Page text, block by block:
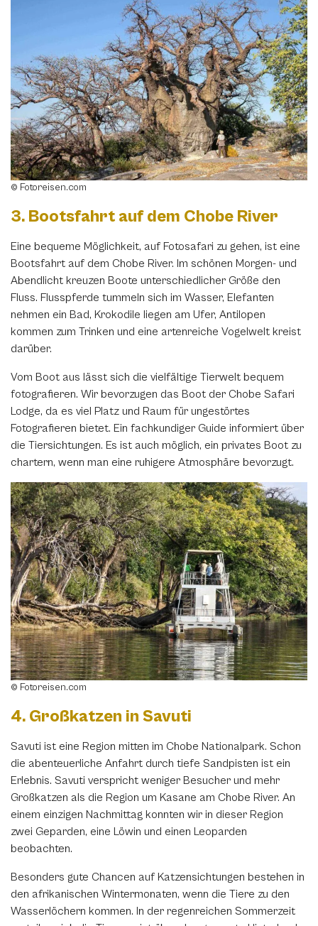
© Fotoreisen.com
3. Bootsfahrt auf dem Chobe River
Eine bequeme Möglichkeit, auf Fotosafari zu gehen, ist eine
Bootsfahrt auf dem Chobe River. Im schönen Morgen- und
Abendlicht kreuzen Boote unterschiedlicher Größe den
Fluss. Flusspferde tummeln sich im Wasser, Elefanten
nehmen ein Bad, Krokodile liegen am Ufer, Antilopen
kommen zum Trinken und eine artenreiche Vogelwelt kreist
darüber.
Vom Boot aus lässt sich die vielfältige Tierwelt bequem
fotografieren. Wir bevorzugen das Boot der Chobe Safari
Lodge, da es viel Platz und Raum für ungestörtes
Fotografieren bietet. Ein fachkundiger Guide informiert über
die Tiersichtungen. Es ist auch möglich, ein privates Boot zu
chartern, wenn man eine ruhigere Atmosphäre bevorzugt.
© Fotoreisen.com
4. Großkatzen in Savuti
Savuti ist eine Region mitten im Chobe Nationalpark. Schon
die abenteuerliche Anfahrt durch tiefe Sandpisten ist ein
Erlebnis. Savuti verspricht weniger Besucher und mehr
Großkatzen als die Region um Kasane am Chobe River. An
einem einzigen Nachmittag konnten wir in dieser Region
zwei Geparden, eine Löwin und einen Leoparden
beobachten.
Besonders gute Chancen auf Katzensichtungen bestehen in
den afrikanischen Wintermonaten, wenn die Tiere zu den
Wasserlöchern kommen. In der regenreichen Sommerzeit